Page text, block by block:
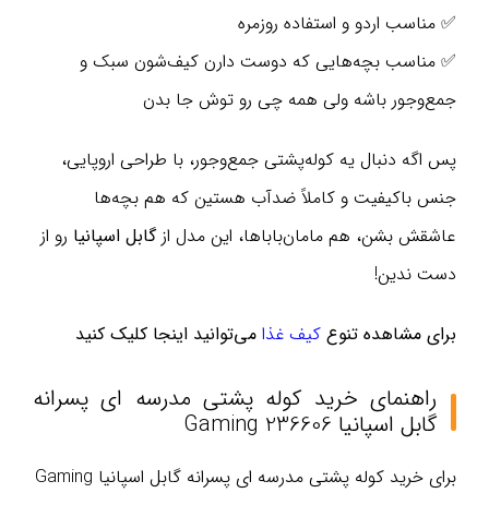
✅‌ مناسب اردو و استفاده روزمره
✅‌ مناسب بچه‌هایی که دوست دارن کیف‌شون سبک و
جمع‌وجور باشه ولی همه چی رو توش جا بدن
پس اگه دنبال یه کوله‌پشتی جمع‌وجور، با طراحی اروپایی،
جنس باکیفیت و کاملاً ضدآب هستین که هم بچه‌ها
عاشقش بشن، هم مامان‌باباها، این مدل ازگابل اسپانیا رو از
دست ندین!
برای مشاهده تنوع کیف غذا می‌توانید اینجا کلیک کنید
راهنمای خرید کوله پشتی مدرسه ای پسرانه
گابل اسپانیا Gaming 236606
برای خرید کوله پشتی مدرسه ای پسرانه گابل اسپانیا Gaming